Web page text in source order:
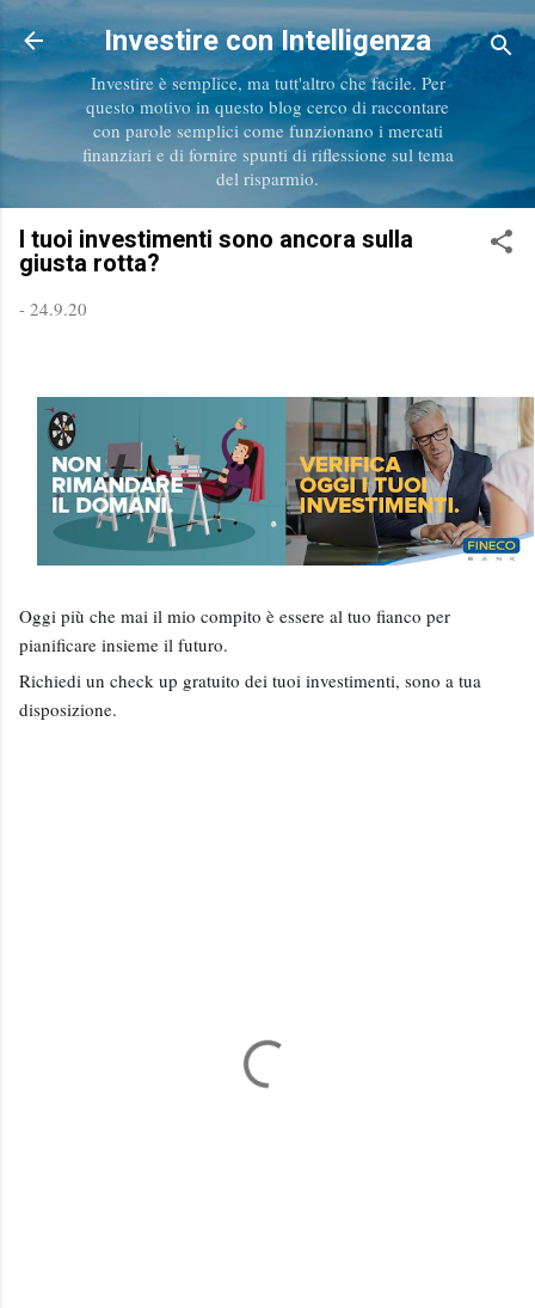
Passa ai contenuti principali
Investire con Intelligenza
Investire è semplice, ma tutt'altro che facile. Per
questo motivo in questo blog cerco di raccontare
con parole semplici come funzionano i mercati
finanziari e di fornire spunti di riflessione sul tema
del risparmio.
I tuoi investimenti sono ancora sulla
giusta rotta?
- 24.9.20
Oggi più che mai il mio compito è essere al tuo fianco per
pianificare insieme il futuro.
Richiedi un check up gratuito dei tuoi investimenti, sono a tua
disposizione.